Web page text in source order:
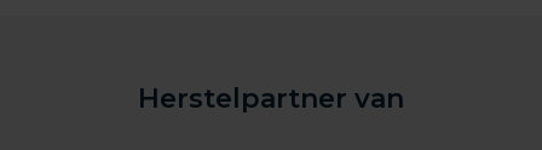
Herstelpartner van